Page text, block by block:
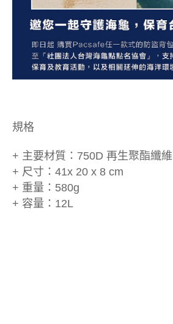
規格
+ 主要材質：750D 再生聚酯纖維
+ 尺寸：41x 20 x 8 cm
+ 重量：580g
+ 容量：12L